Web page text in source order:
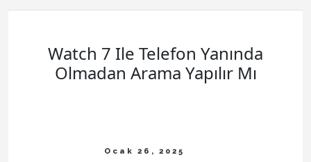
Watch 7 Ile Telefon Yanında
Olmadan Arama Yapılır Mı